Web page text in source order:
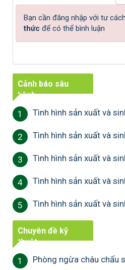
Bạn cần đăng nhập với tư
thức để có thể bình luận
Cảnh báo sâu
bệnh
1 Tình hình sản xuất và
2 Tình hình sản xuất và
3 Tình hình sản xuất và
4 Tình hình sản xuất và
5 Tình hình sản xuất và
Chuyên đề kỹ
thuật
1 Phòng ngừa châu chấu